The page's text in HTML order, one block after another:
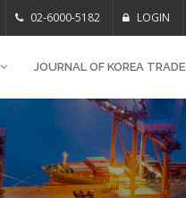
02-6000-5182 LOGIN
JOURNAL OF KOREA TRADE